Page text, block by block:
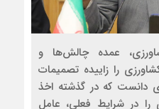
عمده چالش‌ها و
را زاییده تصمیمات
دانست که در گذشته اخذ
را در شرایط فعلی، عامل